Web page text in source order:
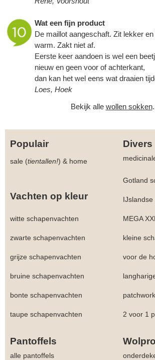
Wat een fijn product
De maillot aangeschaft. Zit lekker
warm. Zakt niet af.
Eerste keer aandoen is wel een
nieuw en geen voor of achterkant,
dan kan het wel eens wat draaien
Loes, Hoek
Bekijk alle wollen sokken.
Populair Divers
sale (tientallen!) & home
Gotland
Vachten op kleur
witte schapenvachten MEGA XXL
zwarte schapenvachten kleine
grijze schapenvachten voor de
bruine schapenvachten
bonte schapenvachten
taupe schapenvachten 2 voor 1
Pantoffels
alle pantoffels